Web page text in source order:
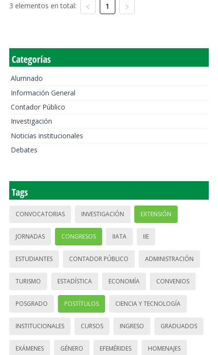
3 elementos en total: 1
Categorías
Alumnado
Información General
Contador Público
Investigación
Noticias institucionales
Debates
Tags
CONVOCATORIAS INVESTIGACIÓN EXTENSIÓN
JORNADAS CONGRESOS IIATA IIE
ESTUDIANTES CONTADOR PÚBLICO ADMINISTRACIÓN
TURISMO ESTADÍSTICA ECONOMÍA CONVENIOS
POSGRADO POSTÍTULOS CIENCIA Y TECNOLOGÍA
INSTITUCIONALES CURSOS INGRESO GRADUADOS
EXÁMENES GÉNERO EFEMÉRIDES HOMENAJES